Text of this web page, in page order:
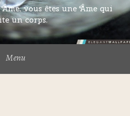
vous êtes une Âme qui
un corps.
Menu